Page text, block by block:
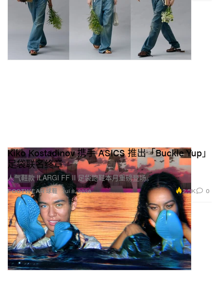
FOOTWEAR 球鞋
Kiko Kostadinov 携手 ASICS 推出「Buckle Yup」
足袋联名终章
人气鞋款 ILARGI FF II 足袋跑鞋本月重磅登场。
Jul 8, 2026 2.5K 0